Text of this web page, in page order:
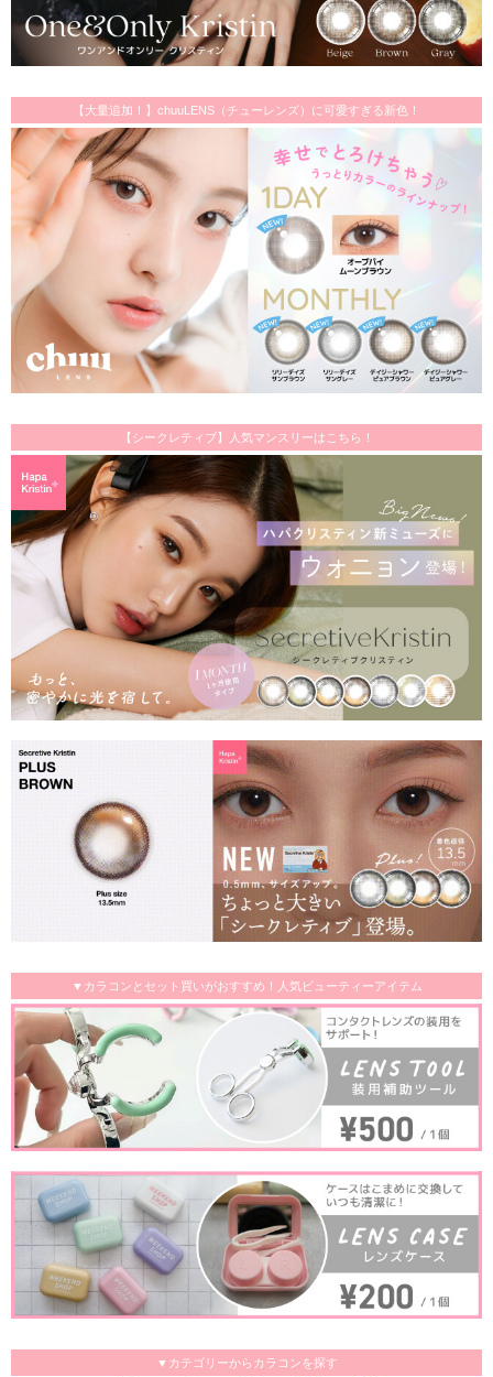
【大量追加！】chuuLENS（チューレンズ）に可愛すぎる新色！
【シークレティブ】人気マンスリーはこちら！
▼カラコンとセット買いがおすすめ！人気ビューティーアイテム
▼カテゴリーからカラコンを探す